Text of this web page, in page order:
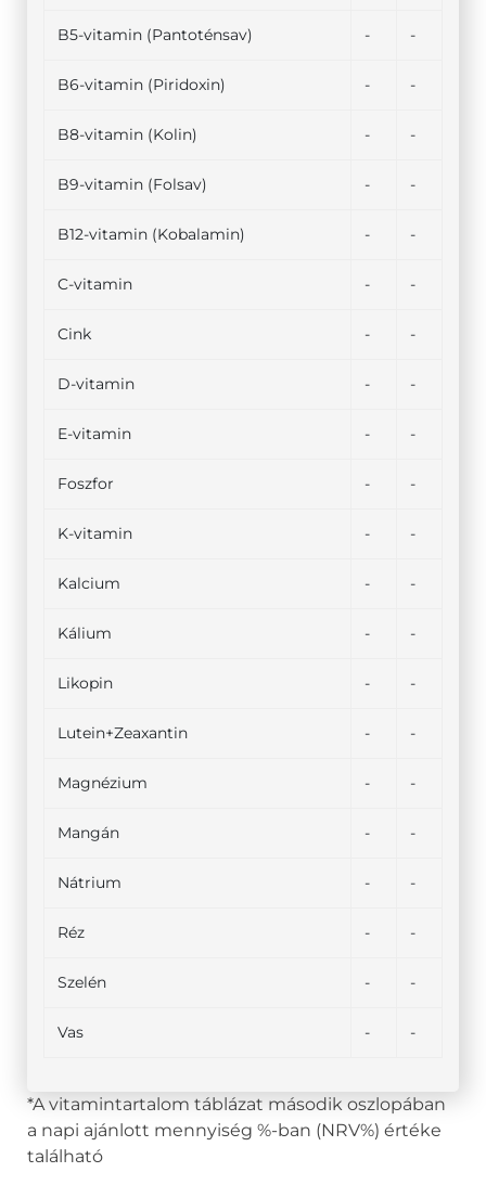
B5-vitamin (Pantoténsav) - -
B6-vitamin (Piridoxin) - -
B8-vitamin (Kolin) - -
B9-vitamin (Folsav) - -
B12-vitamin (Kobalamin) - -
C-vitamin - -
Cink - -
D-vitamin - -
E-vitamin - -
Foszfor - -
K-vitamin - -
Kalcium - -
Kálium - -
Likopin - -
Lutein+Zeaxantin - -
Magnézium - -
Mangán - -
Nátrium - -
Réz - -
Szelén - -
Vas - -
*A vitamintartalom táblázat második oszlopában
a napi ajánlott mennyiség %-ban (NRV%) értéke
található